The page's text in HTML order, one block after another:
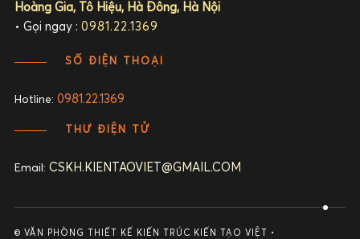
Hoàng Gia, Tô Hiệu, Hà Đông, Hà Nội
• Gọi ngay : 0981.22.1369
SỐ ĐIỆN THOẠI
Hotline: 0981.22.1369
THƯ ĐIỆN TỬ
Email: CSKH.KIENTAOVIET@GMAIL.COM
© VĂN PHÒNG THIẾT KẾ KIẾN TRÚC KIẾN TẠO VIỆT •